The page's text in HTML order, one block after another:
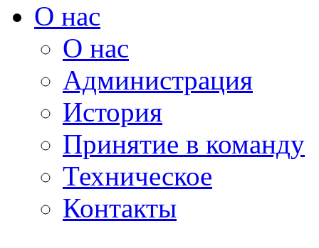
О нас
О нас
Администрация
История
Принятие в команду
Техническое
Контакты